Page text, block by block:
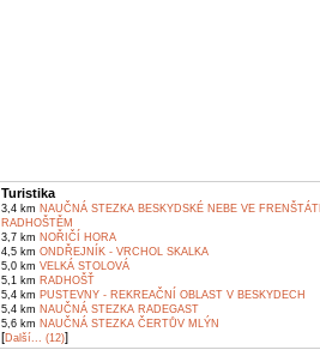
Turistika
3,4 km NAUČNÁ STEZKA BESKYDSKÉ NEBE VE
RADHOŠTĚM
3,7 km NOŘIČÍ HORA
4,5 km ONDŘEJNÍK - VRCHOL SKALKA
5,0 km VELKÁ STOLOVÁ
5,1 km RADHOŠŤ
5,4 km PUSTEVNY - REKREAČNÍ OBLAST V BESKYDECH
5,4 km NAUČNÁ STEZKA RADEGAST
5,6 km NAUČNÁ STEZKA ČERTŮV MLÝN
[Další... (12)]